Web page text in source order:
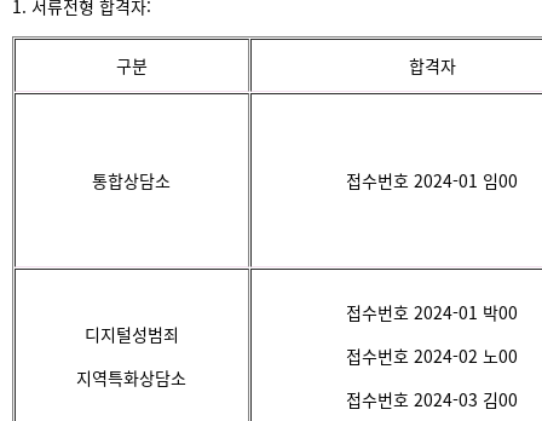
1. 서류전형 합격자:
구분 합격자
통합상담소 접수번호 2024-01 임00
디지털성범죄
지역특화상담소
접수번호 2024-01 박00
접수번호 2024-02 노00
접수번호 2024-03 김00